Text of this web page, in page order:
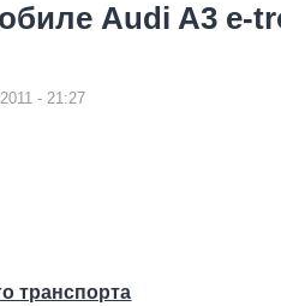
Audi A3 e-
- 21:27
транспорта